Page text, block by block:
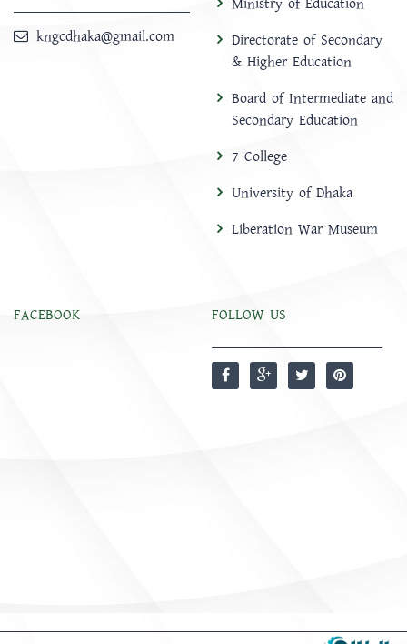
kngcdhaka@gmail.com
Directorate of Secondary
& Higher Education
Board of Intermediate and
Secondary Education
7 College
University of Dhaka
Liberation War Museum
FACEBOOK FOLLOW US